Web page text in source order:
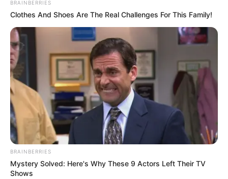
(foto: instagram/nianaguerrero)
Biodata & Profil
Nama Lengkap: Niana Jose Evidente Guerrero
Nama Panggung: NianaGuerrero
Nama Panggilan: –
Tempat, Tanggal Lahir: Kota Quezon, Filipina, 27 Januari 2006
Kewarganegaraan: Filipina
Agama: Kristen
Profesi: Penari, Penyanyi, TikToker, YouTuber
BRAINBERRIES
Clothes And Shoes Are The Real Challenges For This Family!
BRAINBERRIES
Mystery Solved: Here's Why These 9 Actors Left Their TV
Shows